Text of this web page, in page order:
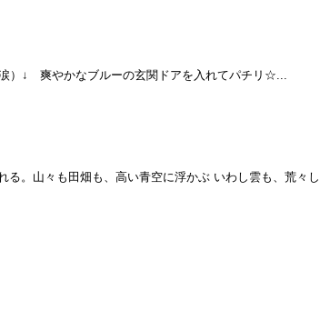
）↓ 爽やかなブルーの玄関ドアを入れてパチリ☆...
。山々も田畑も、高い青空に浮かぶ いわし雲も、荒々し